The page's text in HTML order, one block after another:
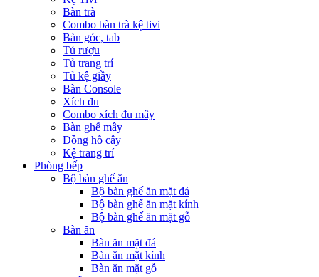
Bàn trà
Combo bàn trà kệ tivi
Bàn góc, tab
Tủ rượu
Tủ trang trí
Tủ kệ giầy
Bàn Console
Xích đu
Combo xích đu mây
Bàn ghế mây
Đồng hồ cây
Kệ trang trí
Phòng bếp
Bộ bàn ghế ăn
Bộ bàn ghế ăn mặt đá
Bộ bàn ghế ăn mặt kính
Bộ bàn ghế ăn mặt gỗ
Bàn ăn
Bàn ăn mặt đá
Bàn ăn mặt kính
Bàn ăn mặt gỗ